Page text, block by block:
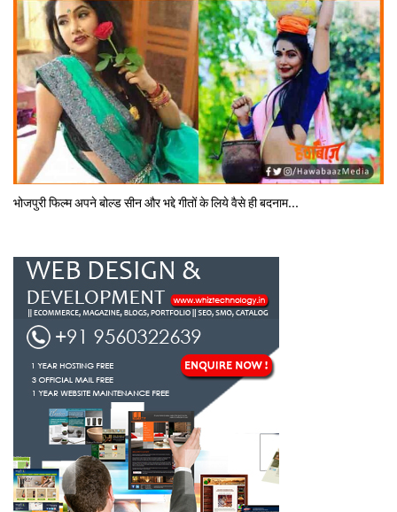
भोजपुरी फिल्‍म अपने बोल्‍ड सीन और भद्दे गीतों के लिये वैसे ही बदनाम...